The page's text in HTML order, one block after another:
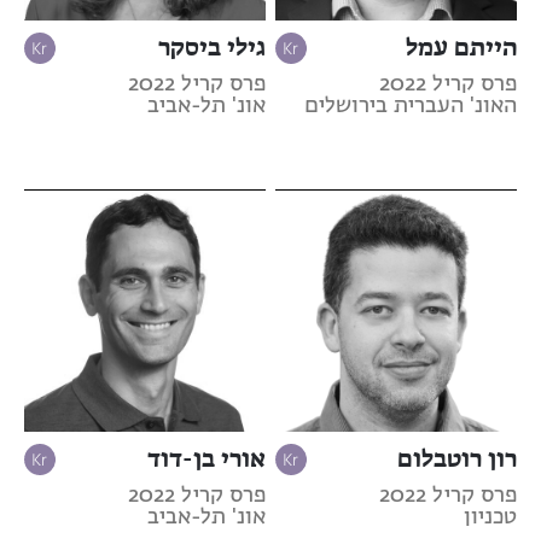
הייתם עמל
פרס קריל 2022
האונ' העברית בירושלים
גילי ביסקר
פרס קריל 2022
אונ' תל-אביב
רון רוטבלום
פרס קריל 2022
טכניון
אורי בן-דוד
פרס קריל 2022
אונ' תל-אביב